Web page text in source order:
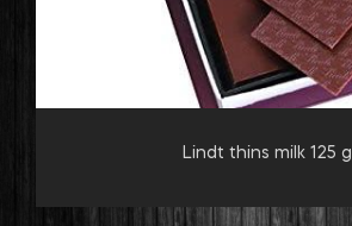
Lindt thins milk 125 g